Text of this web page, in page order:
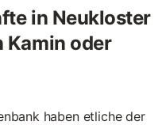
in Neukloster
Kamin oder
haben etliche der